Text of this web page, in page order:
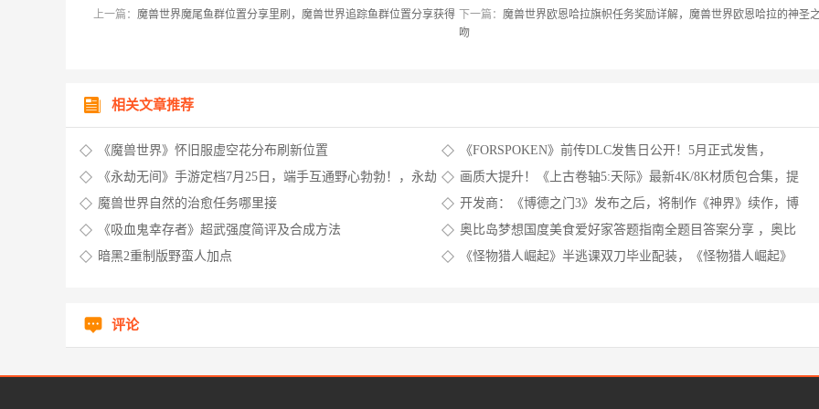
上一篇： 魔兽世界魔尾鱼群位置分享里刷，魔兽世界追踪鱼群位置分享获得 下一篇： 魔兽世界欧恩哈拉旗帜任务奖励详解，魔兽世界欧恩哈拉的神圣
吻
相关文章推荐
《魔兽世界》怀旧服虚空花分布刷新位置
《FORSPOKEN》前传DLC发售日公开！5月正式发售，
forspoken中文名字叫什么，forspoken发售时间
《永劫无间》手游定档7月25日，端手互通野心勃勃！，永劫
无间手游测试服官网申请
画质大提升！《上古卷轴5:天际》最新4K/8K材质包合集，提
升画质的软件
魔兽世界自然的治愈任务哪里接
开发商：《博德之门3》发布之后，将制作《神界》续作，博
德之门3和神界2哪个好玩
《吸血鬼幸存者》超武强度简评及合成方法
奥比岛梦想国度美食爱好家答题指南全题目答案分享 ，奥比
岛美食星球
暗黑2重制版野蛮人加点
《怪物猎人崛起》半逃课双刀毕业配装，《怪物猎人崛起》
评论